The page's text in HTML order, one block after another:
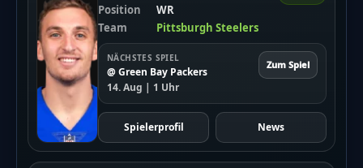
Position
WR
Team
Pittsburgh Steelers
NÄCHSTES SPIEL
@ Green Bay Packers
14. Aug | 1 Uhr
Zum Spiel
Spielerprofil News